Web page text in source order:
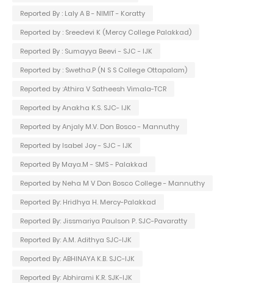
Reported By : Laly A B - NIMIT - Koratty
Reported by : Sreedevi K (Mercy College Palakkad)
Reported By : Sumayya Beevi - SJC - IJK
Reported by : Swetha.P (N S S College Ottapalam)
Reported by :Athira V Satheesh Vimala-TCR
Reported by Anakha K.S. SJC- IJK
Reported by Anjaly M.V. Don Bosco - Mannuthy
Reported by Isabel Joy - SJC - IJK
Reported By Maya.M - SMS - Palakkad
Reported by Neha M V Don Bosco College - Mannuthy
Reported By: Hridhya H. Mercy-Palakkad
Reported By: Jissmariya Paulson P. SJC-Pavaratty
Reported By: A.M. Adithya SJC-IJK
Reported By: ABHINAYA K.B. SJC-IJK
Reported By: Abhirami K.R. SJK-IJK